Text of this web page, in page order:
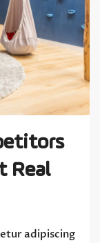
Real
adipiscing